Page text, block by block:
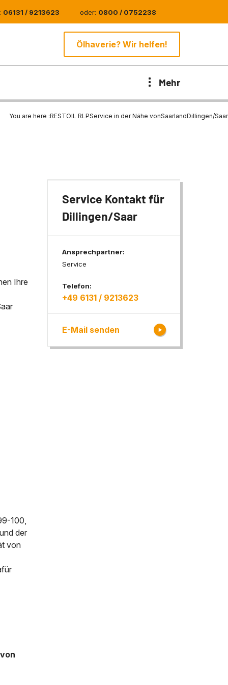
06131 / 9213623 oder: 0800 / 0752238
Ölhaverie? Wir helfen!
Mehr
You are here :RESTOIL RLPService in der Nähe vonSaarlandDillingen/Saar
Ihre
100,
der
von
Service Kontakt für
Dillingen/Saar
Ansprechpartner:
Service
Telefon:
+49 6131 / 9213623
E-Mail senden